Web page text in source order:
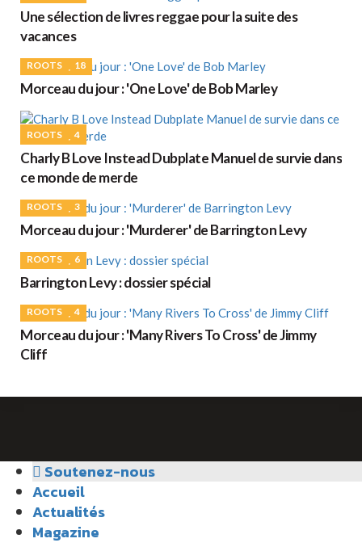
Une sélection de livres reggae pour la suite des
vacances
ROOTS 18
Morceau du jour : 'One Love' de Bob Marley
ROOTS 4
Charly B Love Instead Dubplate Manuel de survie dans
ce monde de merde
ROOTS 3
Morceau du jour : 'Murderer' de Barrington Levy
ROOTS 6
Barrington Levy : dossier spécial
ROOTS 4
Morceau du jour : 'Many Rivers To Cross' de Jimmy
Cliff
Soutenez-nous
Accueil
Actualités
Magazine